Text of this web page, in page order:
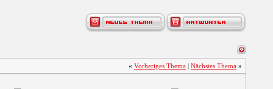
« Vorheriges Thema | Nächstes Thema »